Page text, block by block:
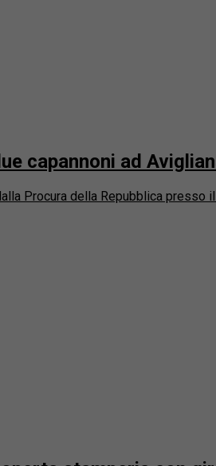
capannoni ad
Procura della Repubblica presso